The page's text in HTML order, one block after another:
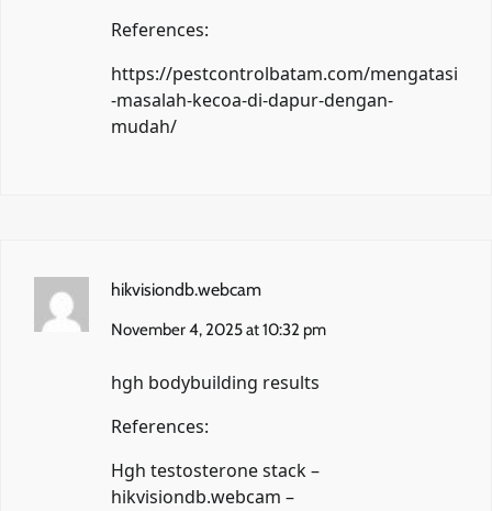
References:
https://pestcontrolbatam.com/mengatasi
-masalah-kecoa-di-dapur-dengan-
mudah/
hikvisiondb.webcam
November 4, 2025 at 10:32 pm
hgh bodybuilding results
References:
Hgh testosterone stack –
hikvisiondb.webcam –